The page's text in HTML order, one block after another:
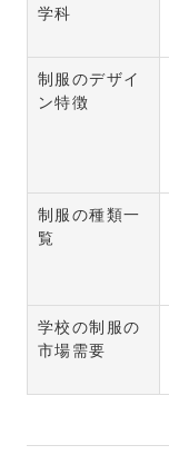
学科
制服のデザイ
ン特徴
制服の種類一
覧
学校の制服の
市場需要